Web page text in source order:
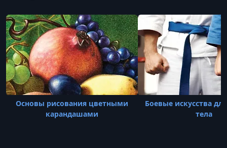
Основы рисования цветными
карандашами
Боевые искусства
тела